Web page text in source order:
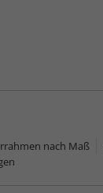
nach Maß